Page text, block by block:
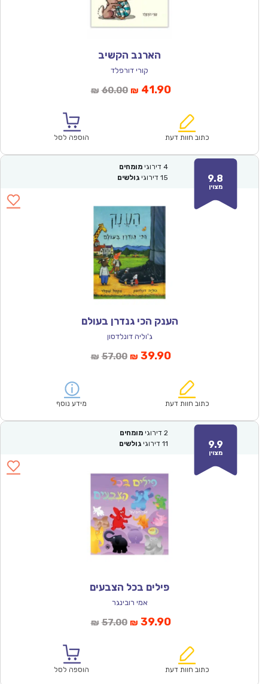
הארנב הקשיב
קורי דורפלד
₪ 60.00המחיר
₪60.00.
₪ 41.90המחיר
הוא:
כתוב חוות דעת הוספה לסל
9.8
מצוין
4 דירוגי מומחים
15 דירוגי גולשים
הענק הכי גנדרן בעולם
ג'וליה דונלדסון
₪ 57.00המחיר
₪57.00.
₪ 39.90המחיר
הוא:
כתוב חוות דעת מידע נוסף
9.9
מצוין
2 דירוגי מומחים
11 דירוגי גולשים
פילים בכל הצבעים
אמי רובינגר
₪ 57.00המחיר
₪57.00.
₪ 39.90המחיר
הוא:
כתוב חוות דעת הוספה לסל